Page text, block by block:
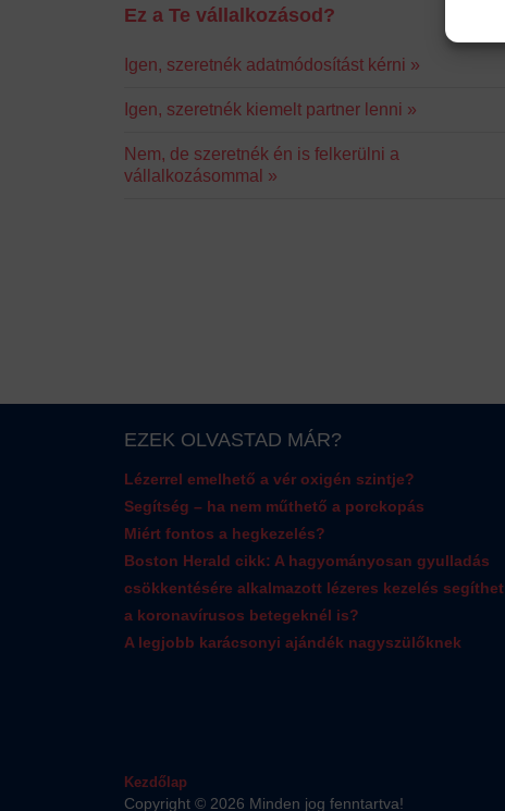
Ez a Te vállalkozásod?
Igen, szeretnék adatmódosítást kérni »
Igen, szeretnék kiemelt partner lenni »
Nem, de szeretnék én is felkerülni a
vállalkozásommal »
EZEK OLVASTAD MÁR?
Lézerrel emelhető a vér oxigén szintje?
Segítség – ha nem műthető a porckopás
Miért fontos a hegkezelés?
Boston Herald cikk: A hagyományosan gyulladás
csökkentésére alkalmazott lézeres kezelés segíthet
a koronavírusos betegeknél is?
A legjobb karácsonyi ajándék nagyszülőknek
Kezdőlap
Copyright © 2026 Minden jog fenntartva!